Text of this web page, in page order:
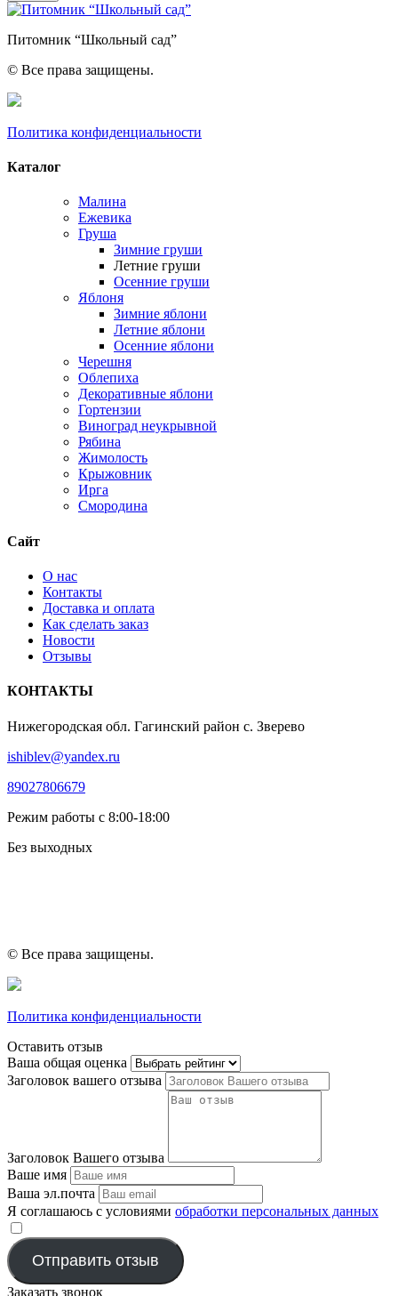
Питомник “Школьный сад”
© Все права защищены.
Политика конфиденциальности
Каталог
Малина
Ежевика
Груша
Зимние груши
Летние груши
Осенние груши
Яблоня
Зимние яблони
Летние яблони
Осенние яблони
Черешня
Облепиха
Декоративные яблони
Гортензии
Виноград неукрывной
Рябина
Жимолость
Крыжовник
Ирга
Смородина
Сайт
О нас
Контакты
Доставка и оплата
Как сделать заказ
Новости
Отзывы
КОНТАКТЫ
Нижегородская обл. Гагинский район с. Зверево
ishiblev@yandex.ru
89027806679
Режим работы с 8:00-18:00
Без выходных
© Все права защищены.
Политика конфиденциальности
Оставить отзыв
Ваша общая оценка
Заголовок вашего отзыва
Заголовок Вашего отзыва
Ваше имя
Ваша эл.почта
Я соглашаюсь с условиями обработки персональных данных
Отправить отзыв
Заказать звонок